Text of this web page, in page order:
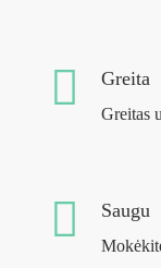
Greita
Greitas
Saugu